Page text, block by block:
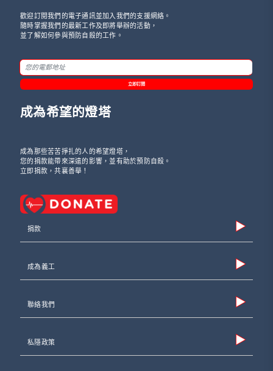
歡迎訂閱我們的電子通訊並加入我們的支援網絡。
隨時掌握我們的最新工作及即將舉辦的活動，
並了解如何參與預防自殺的工作。
立即訂閱
成為希望的燈塔
成為那些苦苦掙扎的人的希望燈塔，
您的捐款能帶來深遠的影響，並有助於預防自殺。
立即捐款，共襄善舉！
捐款
成為義工
聯絡我們
私隱政策